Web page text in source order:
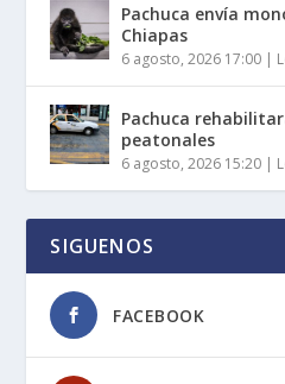
Pachuca envía
Chiapas
6 agosto, 2026 17:00 |
Pachuca
peatonales
6 agosto, 2026 15:20 |
SIGUENOS
FACEBOOK